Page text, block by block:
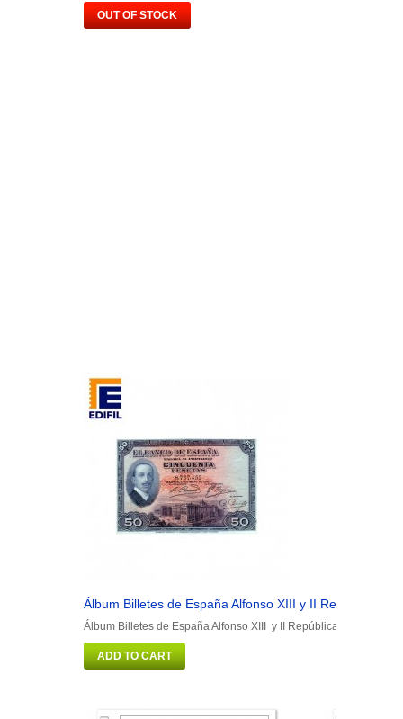
OUT OF STOCK
Álbum Billetes de España Alfonso XIII y II República
Álbum Billetes de España Alfonso XIII y II República
ADD TO CART